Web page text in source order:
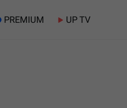
PREMIUM UP TV